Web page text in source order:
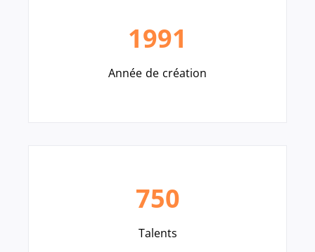
1991
Année de création
750
Talents